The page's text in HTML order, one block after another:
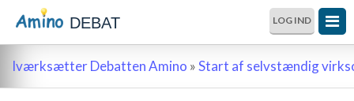
DEBAT LOG IND
Iværksætter Debatten Amino »Start af selvstændig